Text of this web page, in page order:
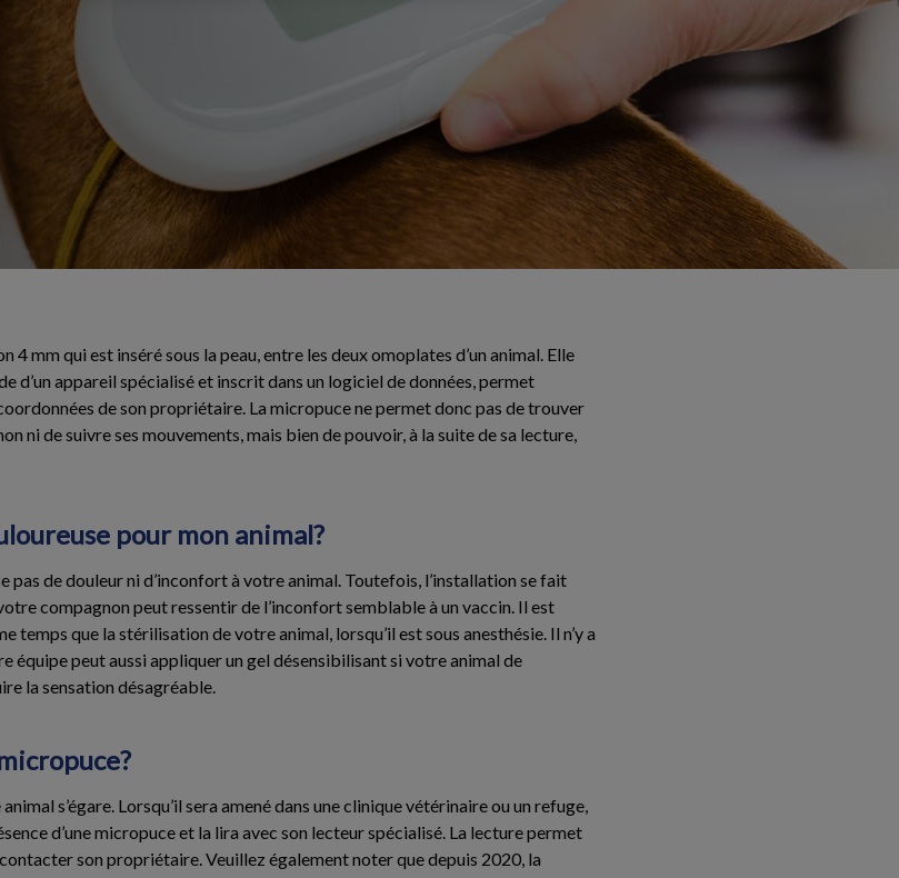
4 mm qui est inséré sous la peau, entre les deux omoplates d’un animal. Elle
d’un appareil spécialisé et inscrit dans un logiciel de données, permet
de son propriétaire. La micropuce ne permet donc pas de trouver
ni de suivre ses mouvements, mais bien de pouvoir, à la suite de sa lecture,
pour mon animal?
pas de douleur ni d’inconfort à votre animal. Toutefois, l’installation se fait
compagnon peut ressentir de l’inconfort semblable à un vaccin. Il est
temps que la stérilisation de votre animal, lorsqu’il est sous anesthésie. Il n’y a
équipe peut aussi appliquer un gel désensibilisant si votre animal de
la sensation désagréable.
s’égare. Lorsqu’il sera amené dans une clinique vétérinaire ou un refuge,
d’une micropuce et la lira avec son lecteur spécialisé. La lecture permet
son propriétaire. Veuillez également noter que depuis 2020, la